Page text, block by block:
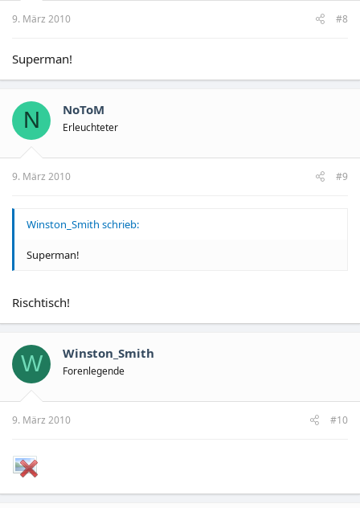
9. März 2010 #8
Superman!
N NoToM
Erleuchteter
9. März 2010 #9
Winston_Smith schrieb:
Superman!
Rischtisch!
W Winston_Smith
Forenlegende
9. März 2010 #10